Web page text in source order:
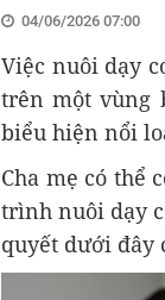
04/06/2026 07:00
Việc nuôi dạy
trên một vùng
biểu hiện nổi
Cha mẹ có thể
trình nuôi dạy
quyết dưới đây